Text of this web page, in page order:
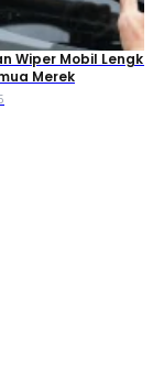
Wiper Mobil
Merek